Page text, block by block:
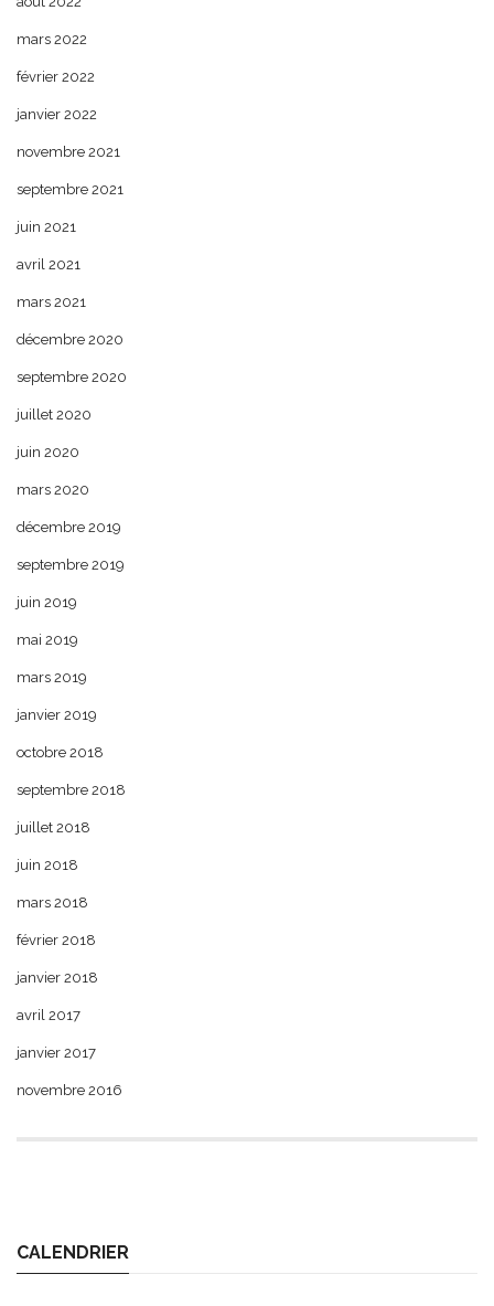
mars 2022
février 2022
janvier 2022
novembre 2021
septembre 2021
juin 2021
avril 2021
mars 2021
décembre 2020
septembre 2020
juillet 2020
juin 2020
mars 2020
décembre 2019
septembre 2019
juin 2019
mai 2019
mars 2019
janvier 2019
octobre 2018
septembre 2018
juillet 2018
juin 2018
mars 2018
février 2018
janvier 2018
avril 2017
janvier 2017
novembre 2016
CALENDRIER